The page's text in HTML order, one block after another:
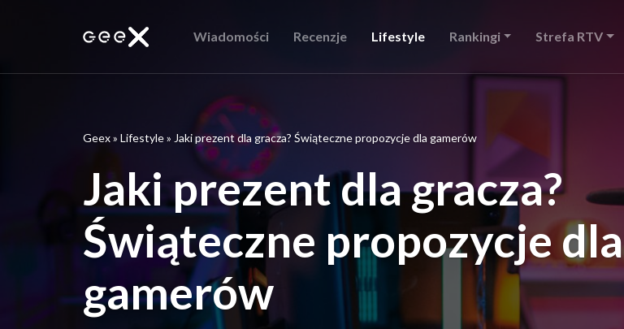
Wiadomości Recenzje Lifestyle Rankingi Strefa RTV
Geex» Lifestyle» Jaki prezent dla gracza? Świąteczne propozycje dla gamerów
Jaki prezent dla gracza?
Świąteczne propozycje dla
gamerów